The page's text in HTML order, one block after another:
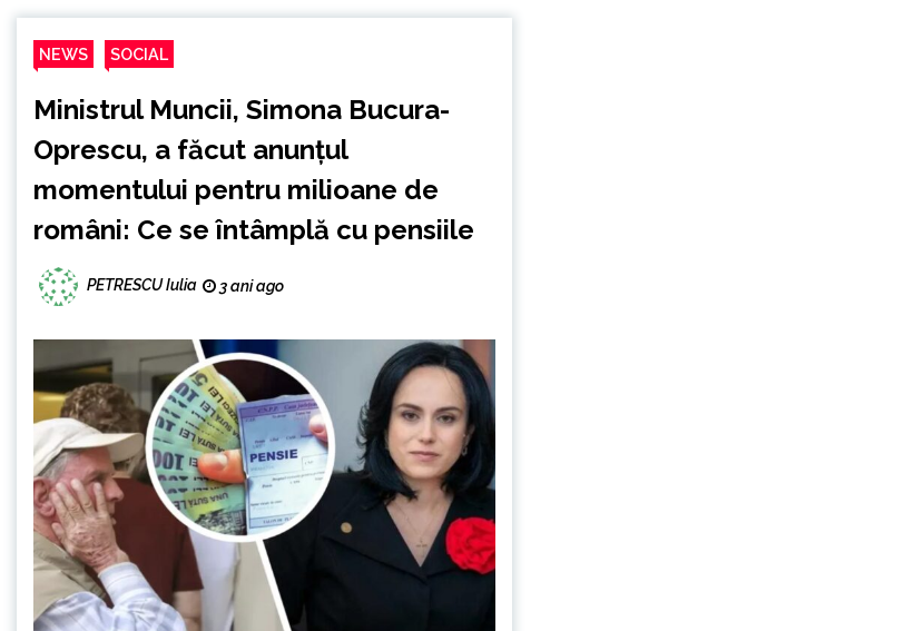
NEWS SOCIAL
Ministrul Muncii, Simona Bucura-
Oprescu, a făcut anunțul
momentului pentru milioane de
români: Ce se întâmplă cu pensiile
PETRESCU Iulia 3 ani ago